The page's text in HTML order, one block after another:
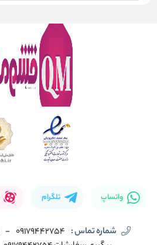
واتساپ تلگرام
شماره تماس : 09179442754
-